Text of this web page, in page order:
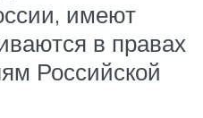
имеют
в правах
Российской